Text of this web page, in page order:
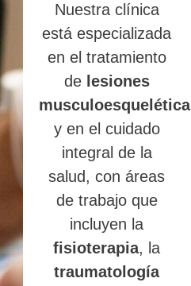
Nuestra clínica
está especializada
en el tratamiento
de lesiones
y en el cuidado
integral de la
salud, con áreas
de trabajo que
incluyen la
fisioterapia, la
traumatología